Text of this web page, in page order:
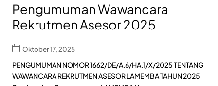
Pengumuman Wawancara
Rekrutmen Asesor 2025
Oktober 17, 2025
PENGUMUMAN NOMOR 1662/DE/A.6/HA.1/X/2025 TENTANG
WAWANCARA REKRUTMEN ASESOR LAMEMBA TAHUN 2025